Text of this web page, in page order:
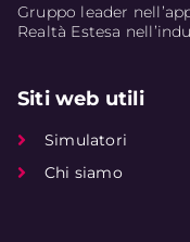
Gruppo leader
Realtà Estesa
Siti web utili
Simulatori
Chi siamo